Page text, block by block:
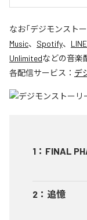
なお「デジモンスト
Music、 Spotify、
Unlimitedなどの音楽
各配信サービス： デ
1 ： FINAL
2 ： 追憶